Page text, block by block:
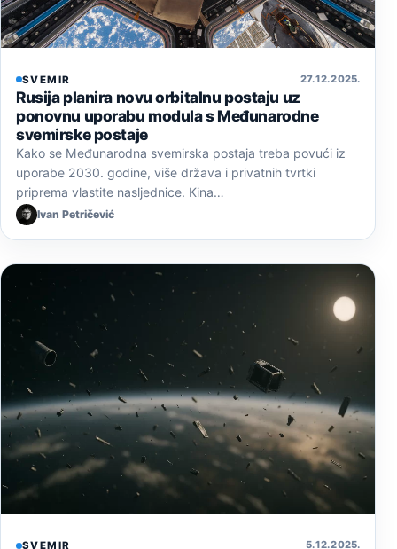
SVEMIR 27. 12. 2025.
Rusija planira novu orbitalnu postaju uz
ponovnu uporabu modula s Međunarodne
svemirske postaje
Kako se Međunarodna svemirska postaja treba povući iz
uporabe 2030. godine, više država i privatnih tvrtki
priprema vlastite nasljednice. Kina…
Ivan Petričević
SVEMIR 5. 12. 2025.